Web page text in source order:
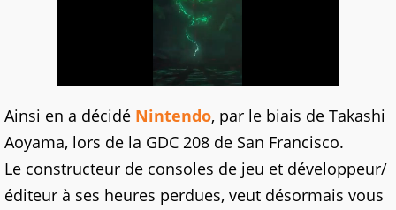
Ainsi en a décidé Nintendo, par le biais de Takashi
Aoyama, lors de la GDC 208 de San Francisco.
Le constructeur de consoles de jeu et développeur/
éditeur à ses heures perdues, veut désormais vous